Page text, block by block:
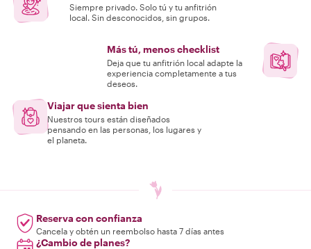
Siempre privado. Solo tú y tu anfitrión
local. Sin desconocidos, sin grupos.
Más tú, menos checklist
Deja que tu anfitrión local adapte la
experiencia completamente a tus
deseos.
Viajar que sienta bien
Nuestros tours están diseñados
pensando en las personas, los lugares y
el planeta.
Reserva con confianza
Cancela y obtén un reembolso hasta 7 días antes
¿Cambio de planes?